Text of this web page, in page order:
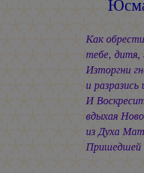
Как
тебе, дитя,
Изторгни
и
И
вдыхая
из Духа
Пришедшей